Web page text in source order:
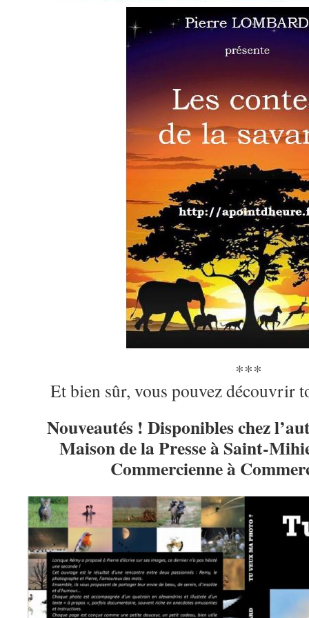
***
Et bien sûr, vous pouvez découvrir
Nouveautés ! Disponibles chez
Maison de la Presse à Saint-
Commercienne à